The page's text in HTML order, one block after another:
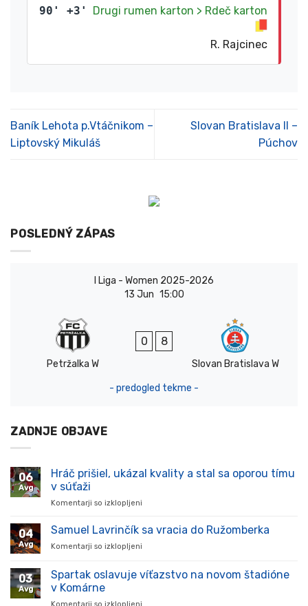
90' +3' Drugi rumen karton > Rdeč karton
R. Rajcinec
Baník Lehota p.Vtáčnikom –
Liptovský Mikuláš
Slovan Bratislava II –
Púchov
POSLEDNÝ ZÁPAS
I Liga - Women 2025-2026
13 Jun 15:00
Petržalka W
0 8
Slovan Bratislava W
- predogled tekme -
ZADNJE OBJAVE
06
Avg
Hráč prišiel, ukázal kvality a stal sa oporou tímu
v súťaži
Komentarji so izklopljeni
prišiel,
stal
04
Avg
Samuel Lavrinčík sa vracia do Ružomberka
Komentarji so izklopljeni
Lavrinčík
03
Avg
Spartak oslavuje víťazstvo na novom štadióne
v Komárne